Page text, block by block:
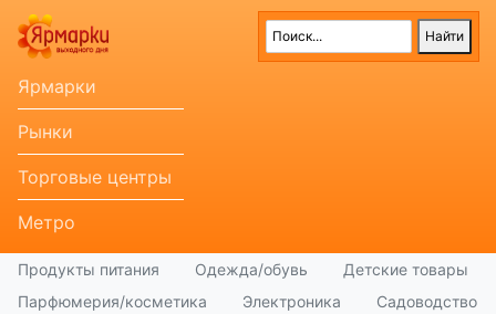
Ярмарки
Рынки
Торговые центры
Метро
Продукты питания Одежда/обувь
Детские товары
Парфюмерия/косметика
Электроника
Садоводство